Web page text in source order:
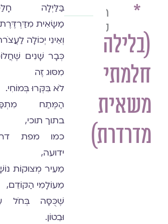
*
(בלילה
חלמתי
משאית
מדרדרת)
רוני
קדם
בַּלַּיְלָה
מַשָּׂאִית מִדַּרְדֶּרֶת
וְאֵינִי יְכוֹלָה
כְּבָר שָׁנִים
מִסּוּג זֶה
לֹא בִּקְּרוּ בְּמוֹחִי.
הַמֶּתַח
בתוך תוכי,
כמו מפת
ידועה,
מֵעִיר מְצוּקוֹת
מֵעוֹלָמִי הַקּוֹדֵם,
שֶׁכֻּסָּה בְּחֹל
וּבֵטוֹן.